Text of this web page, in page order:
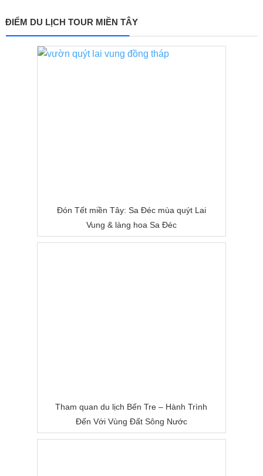
ĐIỂM DU LỊCH TOUR MIỀN TÂY
Đón Tết miền Tây: Sa Đéc mùa quýt Lai
Vung & làng hoa Sa Đéc
Tham quan du lịch Bến Tre – Hành Trình
Đến Với Vùng Đất Sông Nước